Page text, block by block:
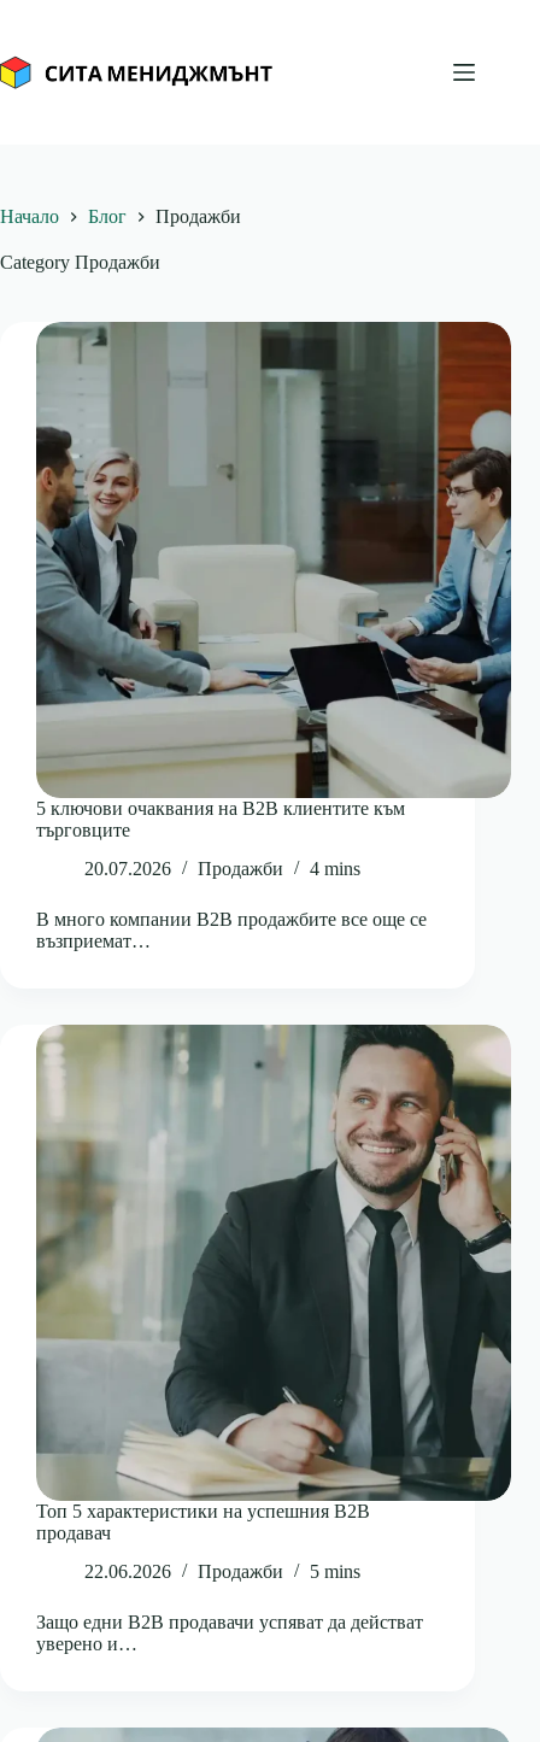
content
Начало Блог Продажби
Category Продажби
5 ключови очаквания на B2B клиентите към
търговците
20.07.2026
Продажби 4 mins
В много компании B2B продажбите все още се
възприемат…
Топ 5 характеристики на успешния B2B
продавач
22.06.2026
Продажби 5 mins
Защо едни B2B продавачи успяват да действат
уверено и…